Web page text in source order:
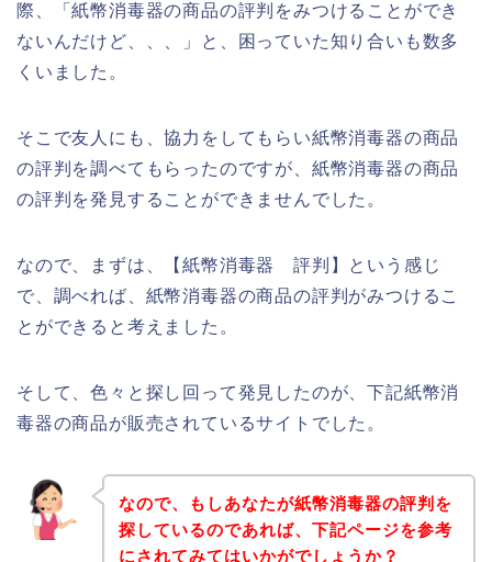
際、「紙幣消毒器の商品の評判をみつけることができ
ないんだけど、、、」と、困っていた知り合いも数多
くいました。
そこで友人にも、協力をしてもらい紙幣消毒器の商品
の評判を調べてもらったのですが、紙幣消毒器の商品
の評判を発見することができませんでした。
なので、まずは、【紙幣消毒器 評判】という感じ
で、調べれば、紙幣消毒器の商品の評判がみつけるこ
とができると考えました。
そして、色々と探し回って発見したのが、下記紙幣消
毒器の商品が販売されているサイトでした。
なので、もしあなたが紙幣消毒器の評判を
探しているのであれば、下記ページを参考
にされてみてはいかがでしょうか？